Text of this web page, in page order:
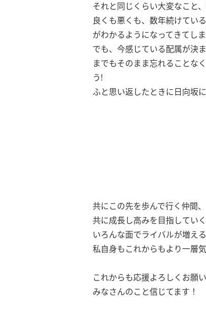
それと同じくらい大変なこと
良くも悪くも、数年続けてい
がわかるようになってきてしま
でも、今感じている配属が決
までもそのまま忘れることな
う!
ふと思い返したときに日向坂
共にこの先を歩んで行く仲間、
共に成長し高みを目指してい
いろんな面でライバルが増え
私自身もこれからもより一層
これからも応援よろしくお願
みなさんのこと信じてます！